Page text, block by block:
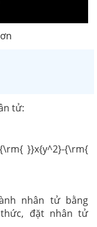
tử:
}}x{y^2}-{\rm{
nhân tử bằng
đặt nhân tử